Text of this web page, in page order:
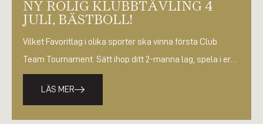
NY ROLIG KLUBBTÄVLING 4
JULI, BÄSTBOLL!
Vilket Favoritlag i olika sporter ska vinna första Club
Team Tournament. Sätt ihop ditt 2-manna lag, spela i era
matchtröjor…
LÄS MER